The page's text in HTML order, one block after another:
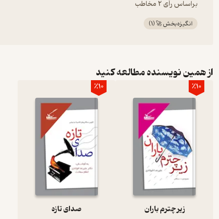
براساس رأی 2 مخاطب
انگیزه‌بخش 🚀(
1
)
از همین نویسنده مطالعه کنید
٪10
زیر چترم باران
٪10
صدای تازه